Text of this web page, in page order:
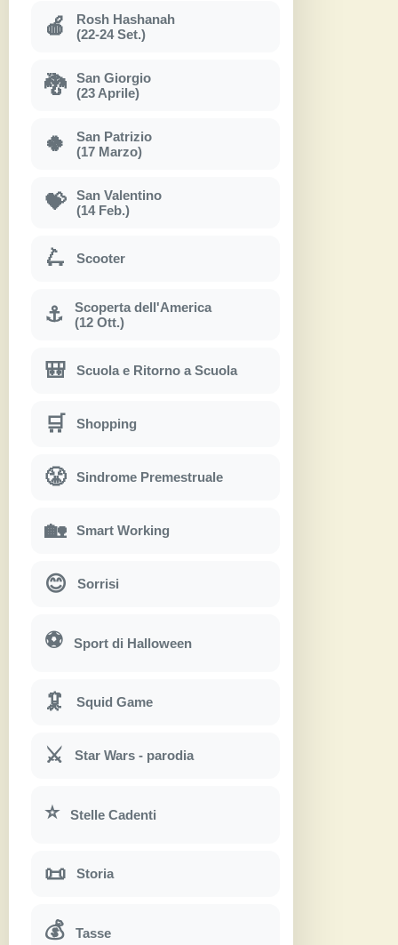
🍎
Rosh Hashanah
(22-24 Set.)
🐉
San Giorgio
(23 Aprile)
🍀
San Patrizio
(17 Marzo)
💝
San Valentino
(14 Feb.)
🛴 Scooter
⚓
Scoperta dell'America
(12 Ott.)
🎒 Scuola e Ritorno a Scuola
🛒 Shopping
😤 Sindrome Premestruale
🏡 Smart Working
😊 Sorrisi
⚽ Sport di Halloween
🦑 Squid Game
⚔ Star Wars - parodia
⭐ Stelle Cadenti
📜 Storia
💰 Tasse